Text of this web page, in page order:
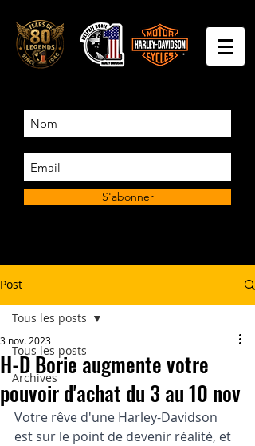
S'abonner
Post
Tous les posts
Archives
Tous les posts
H-D Borie augmente votre
pouvoir d'achat du 3 au 10 nov
3 nov. 2023
Votre rêve d'une Harley-Davidson
est sur le point de devenir réalité, et